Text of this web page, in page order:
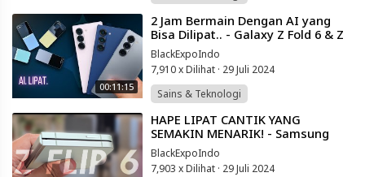
00:11:15
⁣2 Jam Bermain Dengan AI yang
Bisa Dilipat.. - Galaxy Z Fold 6 & Z
Flip 6 Hands On
BlackExpoIndo
7,910 x Dilihat · 29 Juli 2024
Sains & Teknologi
⁣HAPE LIPAT CANTIK YANG
SEMAKIN MENARIK! - Samsung
Galaxy Z Flip 6
BlackExpoIndo
7,903 x Dilihat · 29 Juli 2024